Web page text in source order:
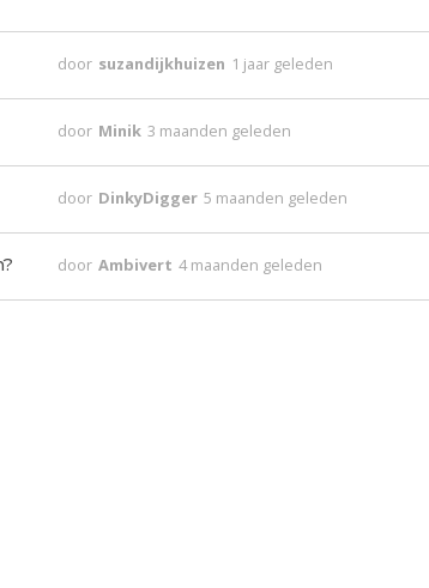
door suzandijkhuizen 1 jaar geleden
door Minik 3 maanden geleden
door DinkyDigger 5 maanden geleden
door Ambivert 4 maanden geleden